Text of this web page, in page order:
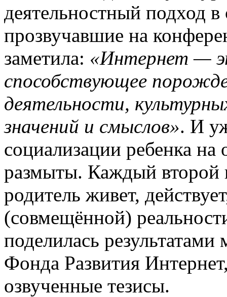
деятельностный подход
прозвучавшие на
заметила: «Интернет —
способствующее
деятельности,
значений и смыслов». И
социализации ребенка
размыты. Каждый второй
родитель живет,
(совмещённой)
поделилась
Фонда Развития
озвученные тезисы.